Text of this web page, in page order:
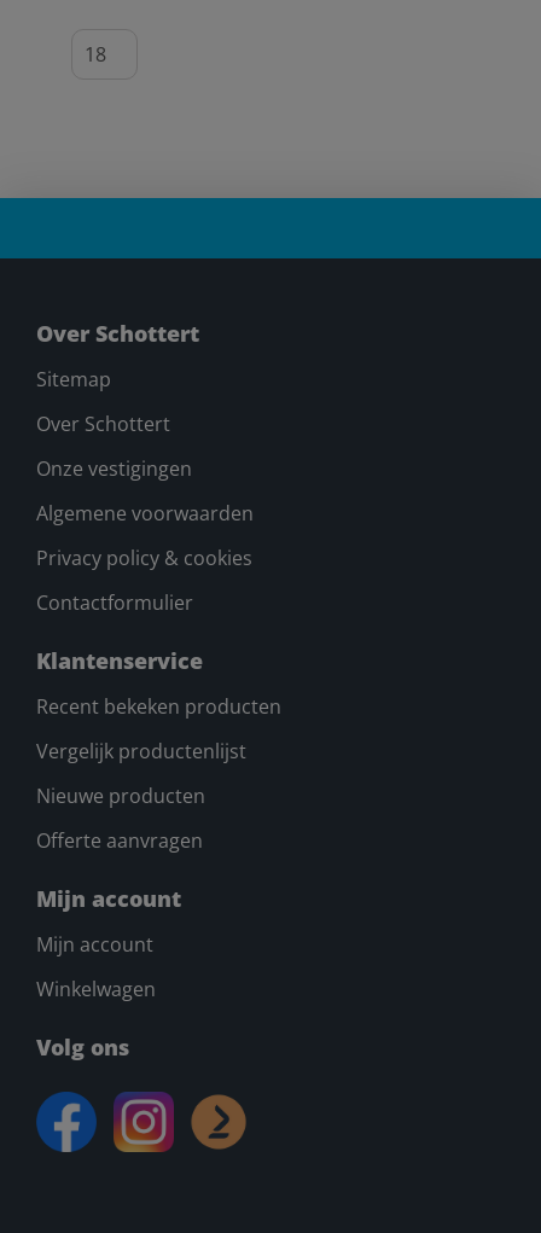
Over Schottert
Sitemap
Over Schottert
Onze vestigingen
Algemene voorwaarden
Privacy policy & cookies
Contactformulier
Klantenservice
Recent bekeken producten
Vergelijk productenlijst
Nieuwe producten
Offerte aanvragen
Mijn account
Mijn account
Winkelwagen
Volg ons